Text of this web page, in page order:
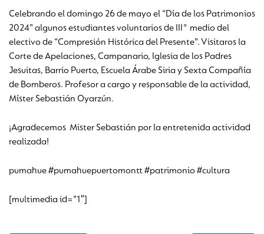
Celebrando el domingo 26 de mayo el “Día de los Patrimonios
2024” algunos estudiantes voluntarios de III° medio del
electivo de “Compresión Histórica del Presente”. Visitaros la
Corte de Apelaciones, Campanario, Iglesia de los Padres
Jesuitas, Barrio Puerto, Escuela Árabe Siria y Sexta Compañía
de Bomberos. Profesor a cargo y responsable de la actividad,
Míster Sebastián Oyarzún.
¡Agradecemos Mister Sebastián por la entretenida actividad
realizada!
pumahue #pumahuepuertomontt #patrimonio #cultura
[multimedia id=”1″]